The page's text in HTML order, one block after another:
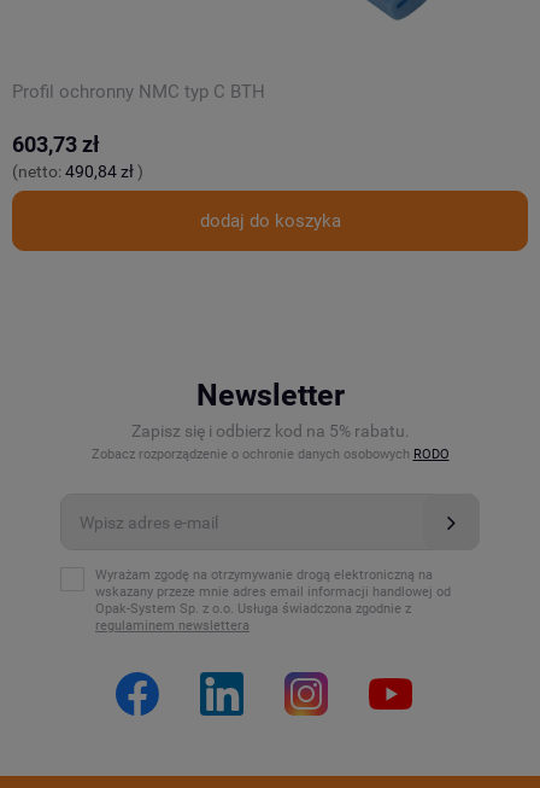
Profil ochronny NMC typ C BTH
603,73 zł
(netto:490,84 zł)
dodaj do koszyka
Newsletter
Zapisz się i odbierz kod na 5% rabatu.
Zobacz rozporządzenie o ochronie danych osobowych RODO
Wyrażam zgodę na otrzymywanie drogą elektroniczną na
wskazany przeze mnie adres email informacji handlowej od
Opak-System Sp. z o.o. Usługa świadczona zgodnie z
regulaminem newslettera